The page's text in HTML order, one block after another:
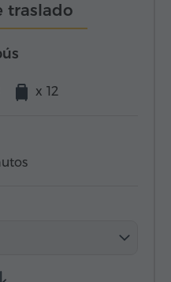
traslado
x 12